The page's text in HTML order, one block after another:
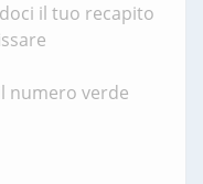
il tuo recapito
numero verde